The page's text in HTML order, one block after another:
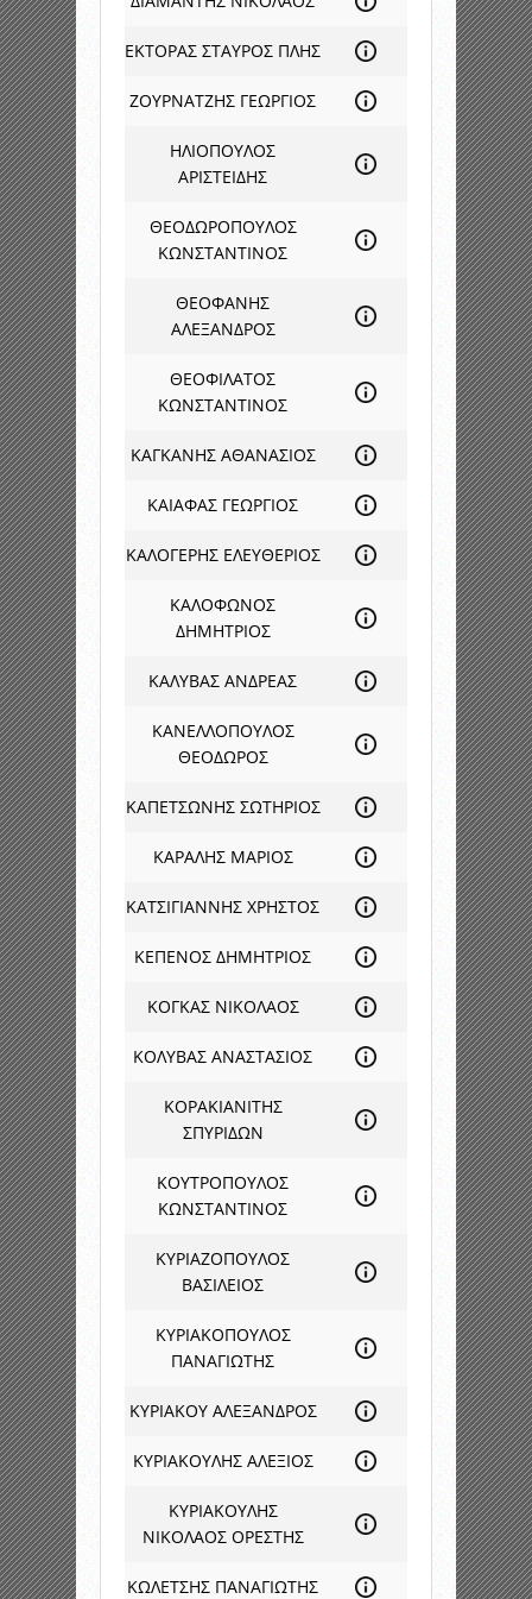
ΕΚΤΟΡΑΣ ΣΤΑΥΡΟΣ ΠΛΗΣ
ΖΟΥΡΝΑΤΖΗΣ ΓΕΩΡΓΙΟΣ
ΗΛΙΟΠΟΥΛΟΣ
ΑΡΙΣΤΕΙΔΗΣ
ΘΕΟΔΩΡΟΠΟΥΛΟΣ
ΚΩΝΣΤΑΝΤΙΝΟΣ
ΘΕΟΦΑΝΗΣ
ΑΛΕΞΑΝΔΡΟΣ
ΘΕΟΦΙΛΑΤΟΣ
ΚΩΝΣΤΑΝΤΙΝΟΣ
ΚΑΓΚΑΝΗΣ ΑΘΑΝΑΣΙΟΣ
ΚΑΙΑΦΑΣ ΓΕΩΡΓΙΟΣ
ΚΑΛΟΓΕΡΗΣ ΕΛΕΥΘΕΡΙΟΣ
ΚΑΛΟΦΩΝΟΣ
ΔΗΜΗΤΡΙΟΣ
ΚΑΛΥΒΑΣ ΑΝΔΡΕΑΣ
ΚΑΝΕΛΛΟΠΟΥΛΟΣ
ΘΕΟΔΩΡΟΣ
ΚΑΠΕΤΣΩΝΗΣ ΣΩΤΗΡΙΟΣ
ΚΑΡΑΛΗΣ ΜΑΡΙΟΣ
ΚΑΤΣΙΓΙΑΝΝΗΣ ΧΡΗΣΤΟΣ
ΚΕΠΕΝΟΣ ΔΗΜΗΤΡΙΟΣ
ΚΟΓΚΑΣ ΝΙΚΟΛΑΟΣ
ΚΟΛΥΒΑΣ ΑΝΑΣΤΑΣΙΟΣ
ΚΟΡΑΚΙΑΝΙΤΗΣ
ΣΠΥΡΙΔΩΝ
ΚΟΥΤΡΟΠΟΥΛΟΣ
ΚΩΝΣΤΑΝΤΙΝΟΣ
ΚΥΡΙΑΖΟΠΟΥΛΟΣ
ΒΑΣΙΛΕΙΟΣ
ΚΥΡΙΑΚΟΠΟΥΛΟΣ
ΠΑΝΑΓΙΩΤΗΣ
ΚΥΡΙΑΚΟΥ ΑΛΕΞΑΝΔΡΟΣ
ΚΥΡΙΑΚΟΥΛΗΣ ΑΛΕΞΙΟΣ
ΚΥΡΙΑΚΟΥΛΗΣ
ΝΙΚΟΛΑΟΣ ΟΡΕΣΤΗΣ
ΚΩΛΕΤΣΗΣ ΠΑΝΑΓΙΩΤΗΣ